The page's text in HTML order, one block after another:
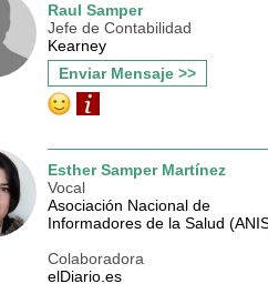
Raul Samper
Jefe de Contabilidad
Kearney
Enviar Mensaje >>
Esther Samper Martínez
Vocal
Asociación Nacional de
Informadores de la Salud
Colaboradora
elDiario.es